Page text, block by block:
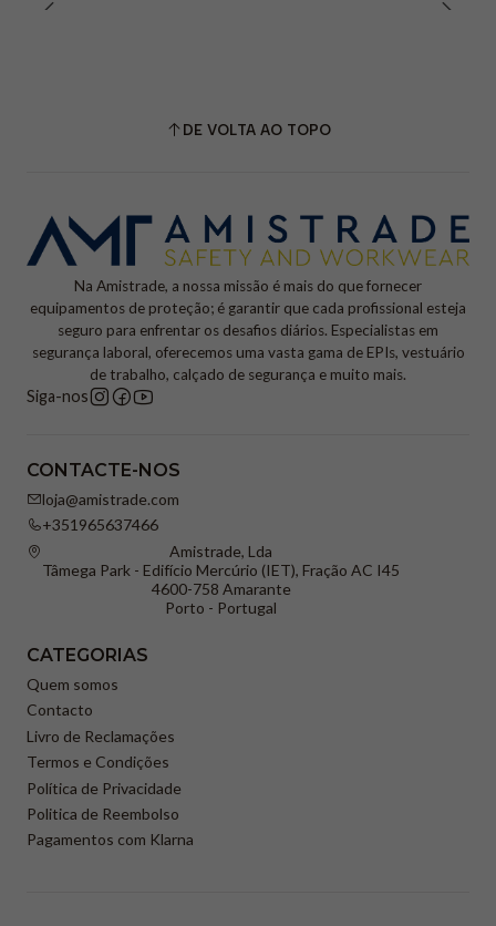
DE VOLTA AO TOPO
Na Amistrade, a nossa missão é mais do que fornecer
equipamentos de proteção; é garantir que cada profissional esteja
seguro para enfrentar os desafios diários. Especialistas em
segurança laboral, oferecemos uma vasta gama de EPIs, vestuário
de trabalho, calçado de segurança e muito mais.
Siga-nos
CONTACTE-NOS
loja@amistrade.com
+351965637466
Amistrade, Lda
Tâmega Park - Edifício Mercúrio (IET), Fração AC I45
4600-758 Amarante
Porto - Portugal
CATEGORIAS
Quem somos
Contacto
Livro de Reclamações
Termos e Condições
Política de Privacidade
Politica de Reembolso
Pagamentos com Klarna